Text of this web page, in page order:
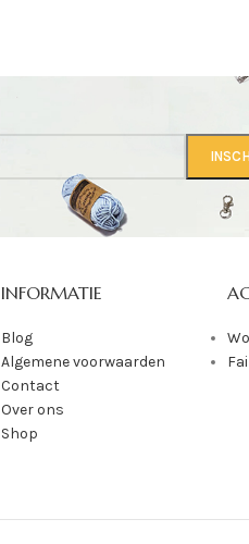
INFORMATIE
Blog
Algemene voorwaarden
Contact
Over ons
Shop